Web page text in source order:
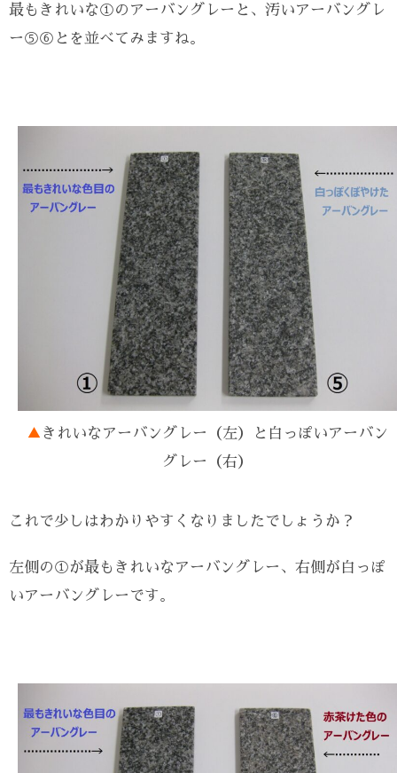
最もきれいな①のアーバングレーと、汚いアーバングレ
ー⑤⑥とを並べてみますね。
▲ きれいなアーバングレー（左）と白っぽいアーバン
グレー（右）
これで少しはわかりやすくなりましたでしょうか？
左側の①が最もきれいなアーバングレー、右側が白っぽ
いアーバングレーです。